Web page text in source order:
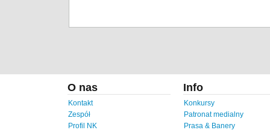
O nas
Kontakt
Zespół
Profil NK
Info
Konkursy
Patronat medialny
Prasa & Banery